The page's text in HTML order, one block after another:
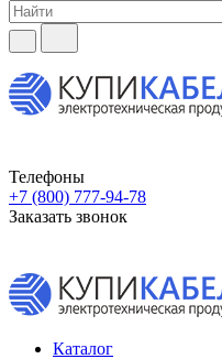
Телефоны
+7 (800) 777-94-78
Заказать звонок
Каталог